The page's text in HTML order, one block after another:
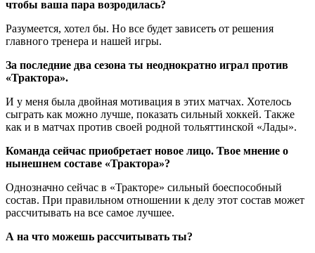
чтобы ваша пара возродилась?
Разумеется, хотел бы. Но все будет зависеть от решения
главного тренера и нашей игры.
За последние два сезона ты неоднократно играл против
«Трактора».
И у меня была двойная мотивация в этих матчах. Хотелось
сыграть как можно лучше, показать сильный хоккей. Также
как и в матчах против своей родной тольяттинской «Лады».
Команда сейчас приобретает новое лицо. Твое мнение о
нынешнем составе «Трактора»?
Однозначно сейчас в «Тракторе» сильный боеспособный
состав. При правильном отношении к делу этот состав может
рассчитывать на все самое лучшее.
А на что можешь рассчитывать ты?